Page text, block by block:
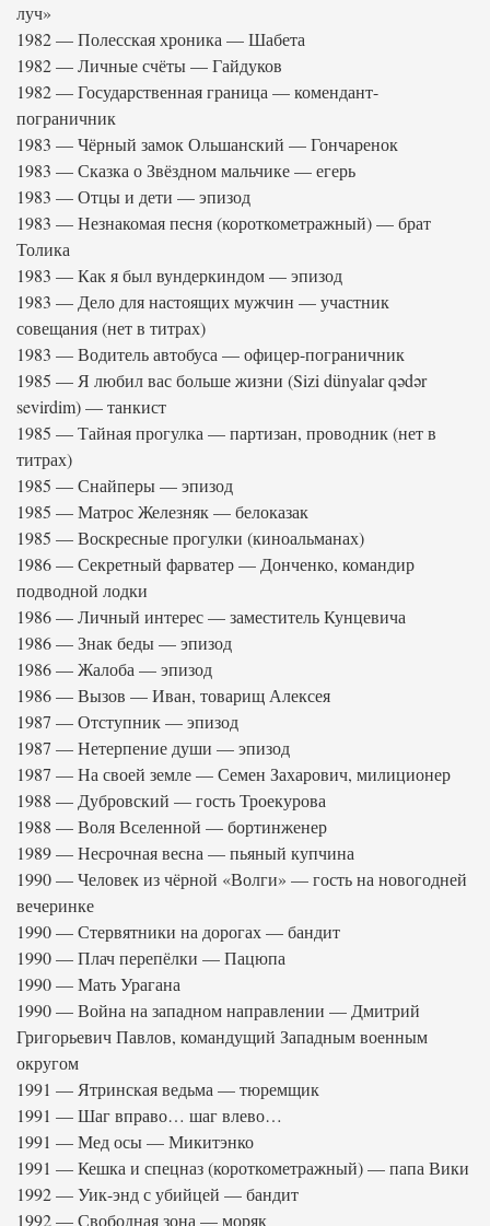
луч»
1982 — Полесская хроника — Шабета
1982 — Личные счёты — Гайдуков
1982 — Государственная граница — комендант-
пограничник
1983 — Чёрный замок Ольшанский — Гончаренок
1983 — Сказка о Звёздном мальчике — егерь
1983 — Отцы и дети — эпизод
1983 — Незнакомая песня (короткометражный) — брат
Толика
1983 — Как я был вундеркиндом — эпизод
1983 — Дело для настоящих мужчин — участник
совещания (нет в титрах)
1983 — Водитель автобуса — офицер-пограничник
1985 — Я любил вас больше жизни (Sizi dünyalar qədər
sevirdim) — танкист
1985 — Тайная прогулка — партизан, проводник (нет в
титрах)
1985 — Снайперы — эпизод
1985 — Матрос Железняк — белоказак
1985 — Воскресные прогулки (киноальманах)
1986 — Секретный фарватер — Донченко, командир
подводной лодки
1986 — Личный интерес — заместитель Кунцевича
1986 — Знак беды — эпизод
1986 — Жалоба — эпизод
1986 — Вызов — Иван, товарищ Алексея
1987 — Отступник — эпизод
1987 — Нетерпение души — эпизод
1987 — На своей земле — Семен Захарович, милиционер
1988 — Дубровский — гость Троекурова
1988 — Воля Вселенной — бортинженер
1989 — Несрочная весна — пьяный купчина
1990 — Человек из чёрной «Волги» — гость на новогодней
вечеринке
1990 — Стервятники на дорогах — бандит
1990 — Плач перепёлки — Пацюпа
1990 — Мать Урагана
1990 — Война на западном направлении — Дмитрий
Григорьевич Павлов, командущий Западным военным
округом
1991 — Ятринская ведьма — тюремщик
1991 — Шаг вправо… шаг влево…
1991 — Мед осы — Микитэнко
1991 — Кешка и спецназ (короткометражный) — папа Вики
1992 — Уик-энд с убийцей — бандит
1992 — Свободная зона — моряк